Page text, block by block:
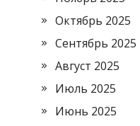
Октябрь 2025
Сентябрь 2025
Август 2025
Июль 2025
Июнь 2025